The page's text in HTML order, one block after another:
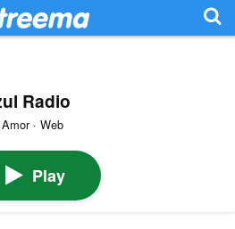
Radio
· Web
Play